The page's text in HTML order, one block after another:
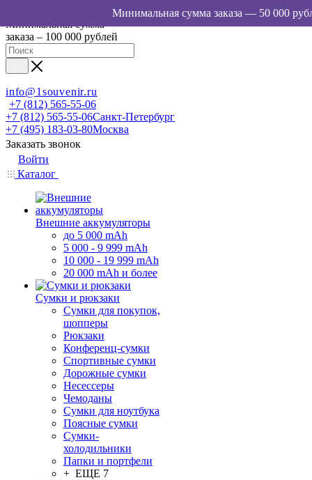
Минимальная сумма
заказа – 100 000 рублей
info@1souvenir.ru
+7 (812) 565-55-06
+7 (812) 565-55-06Санкт-Петербург
+7 (495) 183-03-80Москва
Заказать звонок
Войти
Каталог
Внешние аккумуляторы
до 5 000 mAh
5 000 - 9 999 mAh
10 000 - 19 999 mAh
20 000 mAh и более
Сумки и рюкзаки
Сумки для покупок,
шопперы
Рюкзаки
Конференц-сумки
Спортивные сумки
Дорожные сумки
Несессеры
Чемоданы
Сумки для ноутбука
Поясные сумки
Сумки-
холодильники
Папки и портфели
+ ЕЩЕ 7